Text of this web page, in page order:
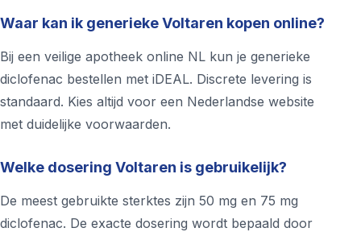
Waar kan ik generieke Voltaren kopen online?
Bij een veilige apotheek online NL kun je generieke
diclofenac bestellen met iDEAL. Discrete levering is
standaard. Kies altijd voor een Nederlandse website
met duidelijke voorwaarden.
Welke dosering Voltaren is gebruikelijk?
De meest gebruikte sterktes zijn 50 mg en 75 mg
diclofenac. De exacte dosering wordt bepaald door